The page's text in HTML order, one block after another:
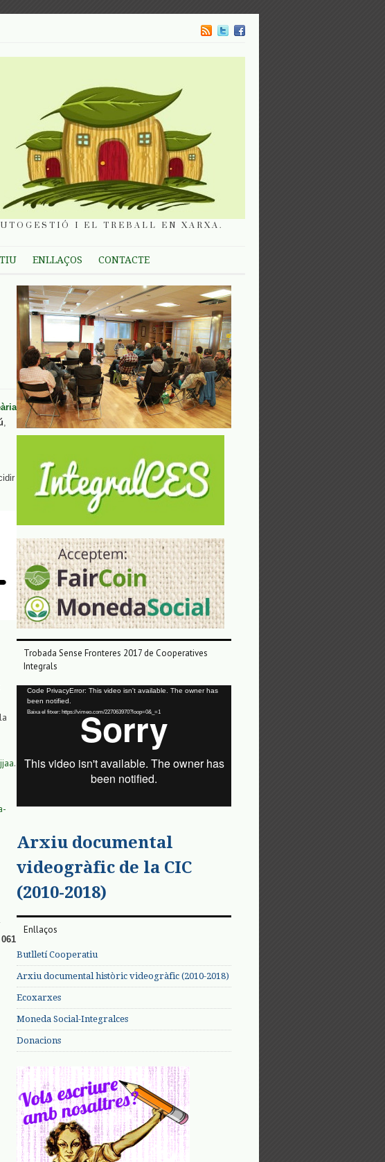
I EL TREBALL EN XARXA.
ENLLAÇOS CONTACTE
,
.
Trobada Sense Fronteres 2017 de Cooperatives
Integrals
Reproductor
vídeo
Code PrivacyError: This video isn't available. The owner has
been notified.
Baixa el fitxer: https://vimeo.com/227063970?loop=0&_=1
Arxiu documental
videogràfic de la CIC
(2010-2018)
Enllaços
Butlletí Cooperatiu
Arxiu documental històric videogràfic (2010-2018)
Ecoxarxes
Moneda Social-Integralces
Donacions